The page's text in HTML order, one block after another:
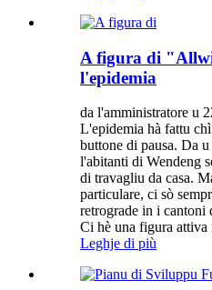
A figura di
l'epidemia
da l'amministratore u
L'epidemia hà fattu
buttone di pausa. Da
l'abitanti di Wendeng
di travagliu da casa.
particulare, ci sò
retrograde in i cantoni
Ci hè una figura
Leghje di più